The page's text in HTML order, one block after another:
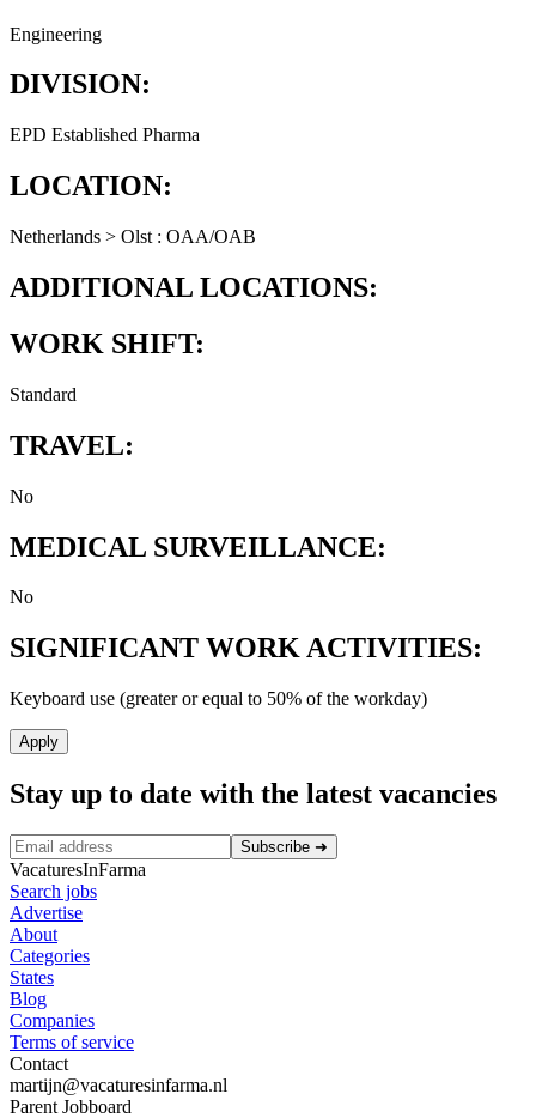
Engineering
DIVISION:
EPD Established Pharma
LOCATION:
Netherlands > Olst : OAA/OAB
ADDITIONAL LOCATIONS:
WORK SHIFT:
Standard
TRAVEL:
No
MEDICAL SURVEILLANCE:
No
SIGNIFICANT WORK ACTIVITIES:
Keyboard use (greater or equal to 50% of the workday)
Apply
Stay up to date with the latest vacancies
Subscribe ➜
VacaturesInFarma
Search jobs
Advertise
About
Categories
States
Blog
Companies
Terms of service
Contact
martijn@vacaturesinfarma.nl
Parent Jobboard